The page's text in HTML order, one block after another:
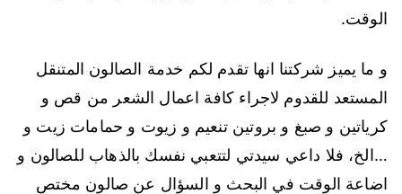
الوقت.
و ما يميز شركتنا انها تقدم لكم خدمة الصالون المتنقل
المستعد للقدوم لاجراء كافة اعمال الشعر من قص و
كرياتين و صبغ و بروتين تنعيم و زيوت و حمامات زيت و
…الخ، فلا داعي سيدتي لتتعبي نفسك بالذهاب للصالون و
اضاعة الوقت في البحث و السؤال عن صالون مختص